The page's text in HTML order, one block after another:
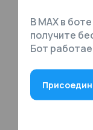
В MAX в боте
получите
Бот